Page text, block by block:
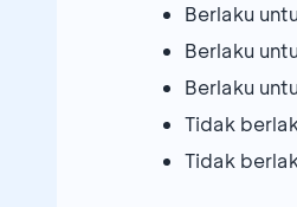
Berlaku
Berlaku
Berlaku
Tidak
Tidak